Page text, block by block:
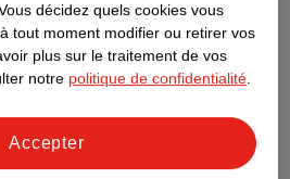
au produit
sur l'étiquette
décidez quels cookies vous
tout moment modifier ou retirer vos
plus sur le traitement de vos
notre politique de confidentialité.
Accepter